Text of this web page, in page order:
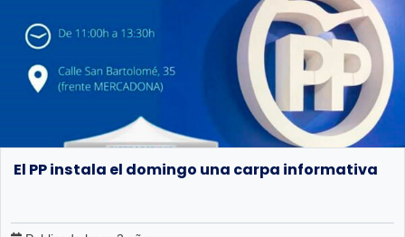
El PP instala el domingo una carpa informativa